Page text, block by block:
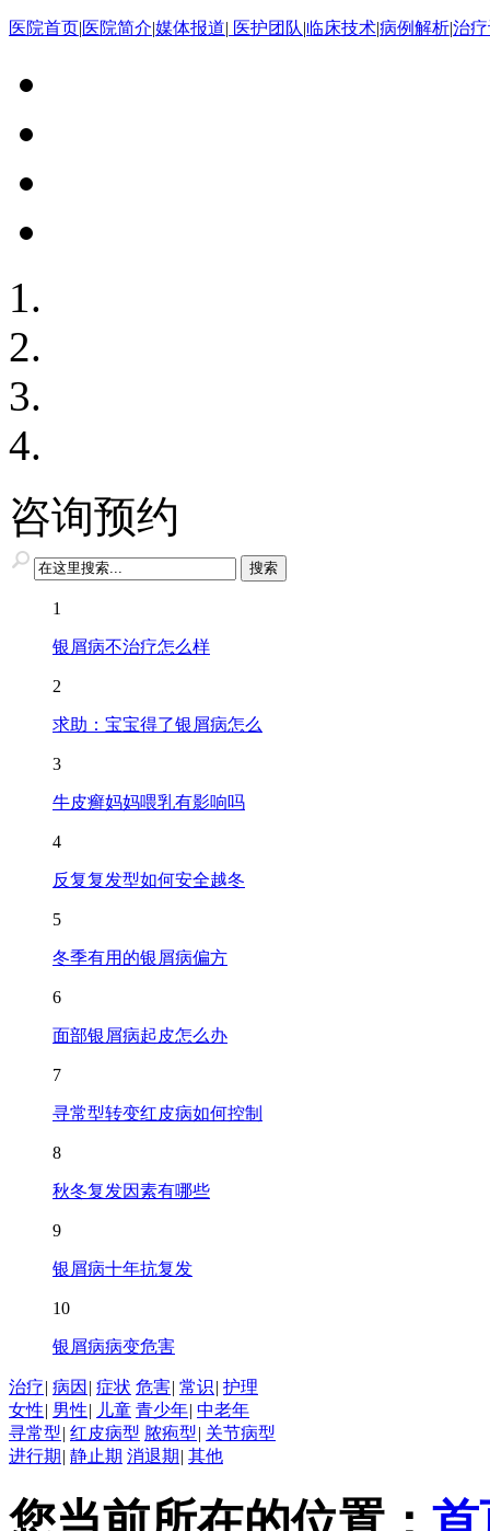
医院首页|医院简介|媒体报道| 医护团队|临床技术|病例解析|治
咨询预约
1
银屑病不治疗怎么样
2
求助：宝宝得了银屑病怎么
3
牛皮癣妈妈喂乳有影响吗
4
反复复发型如何安全越冬
5
冬季有用的银屑病偏方
6
面部银屑病起皮怎么办
7
寻常型转变红皮病如何控制
8
秋冬复发因素有哪些
9
银屑病十年抗复发
10
银屑病病变危害
治疗| 病因 | 症状 危害| 常识| 护理
女性| 男性| 儿童 青少年| 中老年
寻常型| 红皮病型 脓疱型| 关节病型
进行期 | 静止期 消退期 | 其他